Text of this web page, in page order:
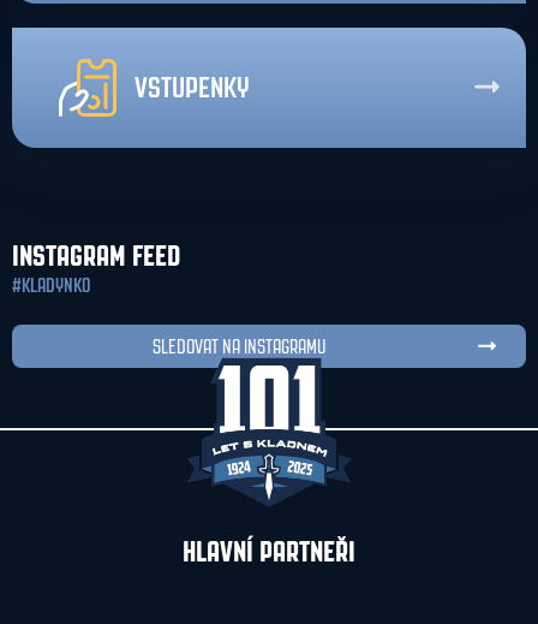
VSTUPENKY
INSTAGRAM FEED
#KLADYNKO
SLEDOVAT NA INSTAGRAMU
HLAVNÍ PARTNEŘI